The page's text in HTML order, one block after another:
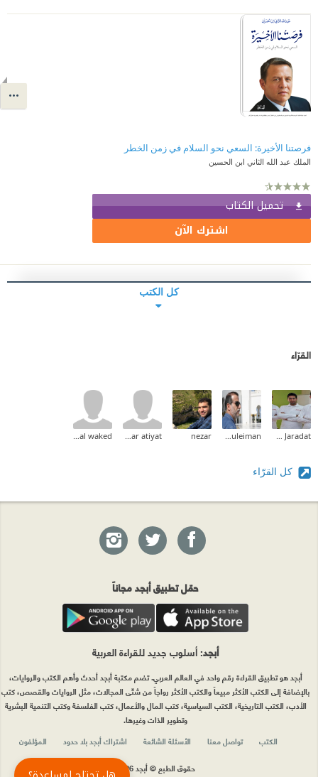
فرصتنا الأخيرة: السعي نحو السلام في زمن الخطر
الملك عبد الله الثاني ابن الحسين
تحميل الكتاب
اشترك الآن
كل الكتب
القرّاء
nezar
كل القرّاء
حمّل تطبيق أبجد مجاناً
أبجد: أسلوب جديد للقراءة العربية
أبجد هو تطبيق القراءة رقم واحد في العالم العربي. تضم مكتبة أبجد أحدث وأهم الكتب والروايات،
بالإضافة إلى الكتب الأكثر مبيعاً والكتب الأكثر رواجاً من شتّى المجالات، مثل الروايات والقصص، كتب
الأدب، الكتب التاريخية، الكتب السياسية، كتب المال والأعمال، كتب الفلسفة وكتب التنمية البشرية
وتطوير الذات وغيرها.
الكتب
تواصل معنا الأسئلة الشائعة اشتراك أبجد بلا حدود
المؤلفون
حقوق الطبع © أبجد 2026